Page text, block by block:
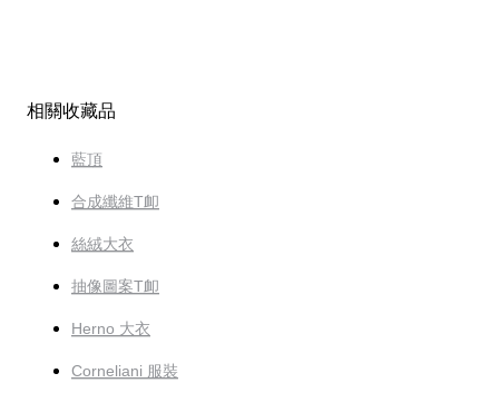
相關收藏品
藍頂
合成纖維T卹
絲絨大衣
抽像圖案T卹
Herno 大衣
Corneliani 服裝